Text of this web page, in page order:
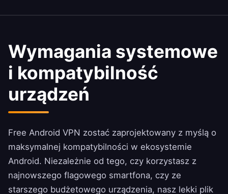
Wymagania systemowe
i kompatybilność
urządzeń
Free Android VPN zostać zaprojektowany z myślą o
maksymalnej kompatybilności w ekosystemie
Android. Niezależnie od tego, czy korzystasz z
najnowszego flagowego smartfona, czy ze
starszego budżetowego urządzenia, nasz lekki plik